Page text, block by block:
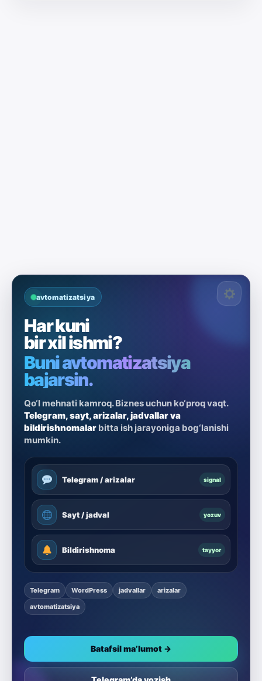
avtomatizatsiya
Har kuni
bir xil ishmi?
Buni avtomatizatsiya
bajarsin.
Qo‘l mehnati kamroq. Biznes uchun ko‘proq vaqt.
Telegram, sayt, arizalar, jadvallar va
bildirishnomalar bitta ish jarayoniga bog‘lanishi
mumkin.
Telegram / arizalar signal
Sayt / jadval yozuv
Bildirishnoma tayyor
Telegram WordPress jadvallar
arizalar
avtomatizatsiya
Batafsil ma’lumot →